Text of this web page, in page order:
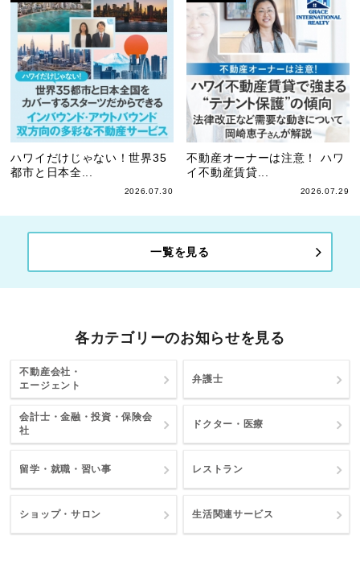
ハワイだけじゃない！世界35
都市と日本全...
2026.07.30
不動産オーナーは注意！ ハワ
イ不動産賃貸...
2026.07.29
一覧を見る
各カテゴリーのお知らせを見る
不動産会社・
エージェント
弁護士
会計士・金融・投資・保険会
社
ドクター・医療
留学・就職・習い事 レストラン
ショップ・サロン 生活関連サービス